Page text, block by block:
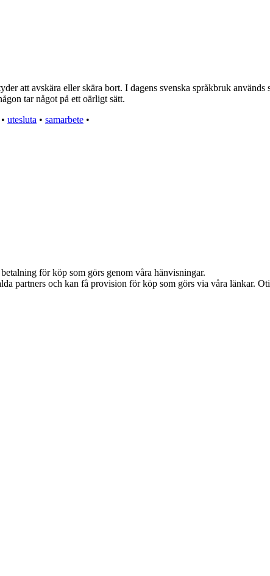
att avskära eller skära bort. I dagens svenska språkbruk
tar något på ett oärligt sätt.
• utesluta • samarbete •
för köp som görs genom våra hänvisningar.
partners och kan få provision för köp som görs via våra länkar.